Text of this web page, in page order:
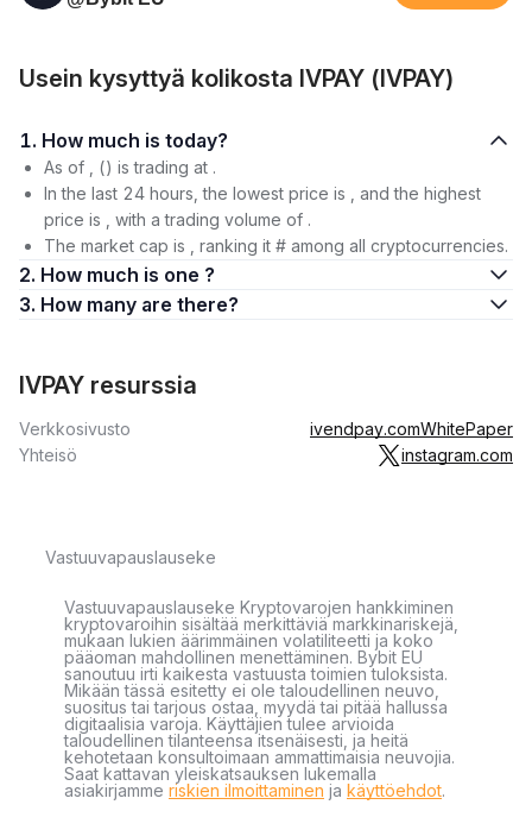
Usein kysyttyä kolikosta IVPAY (IVPAY)
1. How much is today?
As of , () is trading at .
In the last 24 hours, the lowest price is , and the highest
price is , with a trading volume of .
The market cap is , ranking it # among all cryptocurrencies.
2. How much is one ?
3. How many are there?
IVPAY resurssia
Verkkosivusto ivendpay.comWhitePaper
Yhteisö
instagram.com
Vastuuvapauslauseke
Vastuuvapauslauseke Kryptovarojen hankkiminen
kryptovaroihin sisältää merkittäviä markkinariskejä,
mukaan lukien äärimmäinen volatiliteetti ja koko
pääoman mahdollinen menettäminen. Bybit EU
sanoutuu irti kaikesta vastuusta toimien tuloksista.
Mikään tässä esitetty ei ole taloudellinen neuvo,
suositus tai tarjous ostaa, myydä tai pitää hallussa
digitaalisia varoja. Käyttäjien tulee arvioida
taloudellinen tilanteensa itsenäisesti, ja heitä
kehotetaan konsultoimaan ammattimaisia neuvojia.
Saat kattavan yleiskatsauksen lukemalla
asiakirjamme riskien ilmoittaminen ja käyttöehdot.